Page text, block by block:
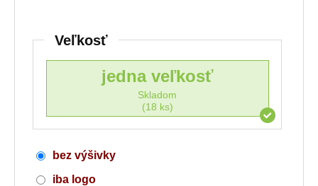
Veľkosť
jedna veľkosť
Skladom
(18 ks)
bez výšivky
iba logo